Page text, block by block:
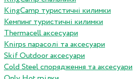
KingCamp туристичні килимки
Кемпинг туристичні килимки
Thermacell аксесуари
Knirps парасолі та аксесуари
Skif Outdoor аксесуари
Cold Steel спорядження та аксесуари